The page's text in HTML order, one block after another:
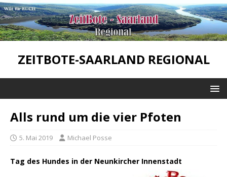
ZEITBOTE-SAARLAND REGIONAL
Alls rund um die vier Pfoten
5. Mai 2019 Michael Posse
Tag des Hundes in der Neunkircher Innenstadt